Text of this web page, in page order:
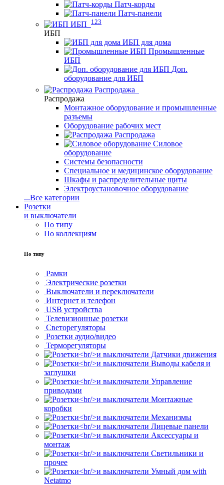
Патч-корды
Патч-панели
ИБП
123
ИБП
ИБП для дома
Промышленные
ИБП
Доп.
оборудование для ИБП
Распродажа
Распродажа
Монтажное оборудование и промышленные
разъемы
Оборудование рабочих мест
Распродажа
Силовое
оборудование
Системы безопасности
Специальное и медицинское оборудование
Шкафы и распределительные щиты
Электроустановочное оборудование
...Все категории
Розетки
и выключатели
По типу
По коллекциям
По типу
Рамки
Электрические розетки
Выключатели и переключатели
Интернет и телефон
USB устройства
Телевизионные розетки
Светорегуляторы
Розетки аудио/видео
Терморегуляторы
Датчики движения
Выводы кабеля и
заглушки
Управление
приводами
Монтажные
коробки
Механизмы
Лицевые панели
Аксессуары и
монтаж
Светильники и
прочее
Умный дом with
Netatmo